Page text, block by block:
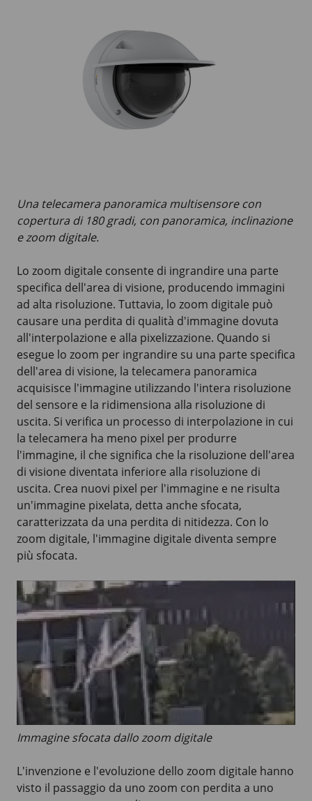
Una telecamera panoramica multisensore con
copertura di 180 gradi, con panoramica, inclinazione
e zoom digitale.
Lo zoom digitale consente di ingrandire una parte
specifica dell'area di visione, producendo immagini
ad alta risoluzione. Tuttavia, lo zoom digitale può
causare una perdita di qualità d'immagine dovuta
all'interpolazione e alla pixelizzazione. Quando si
esegue lo zoom per ingrandire su una parte specifica
dell'area di visione, la telecamera panoramica
acquisisce l'immagine utilizzando l'intera risoluzione
del sensore e la ridimensiona alla risoluzione di
uscita. Si verifica un processo di interpolazione in cui
la telecamera ha meno pixel per produrre
l'immagine, il che significa che la risoluzione dell'area
di visione diventata inferiore alla risoluzione di
uscita. Crea nuovi pixel per l'immagine e ne risulta
un'immagine pixelata, detta anche sfocata,
caratterizzata da una perdita di nitidezza. Con lo
zoom digitale, l'immagine digitale diventa sempre
più sfocata.
Immagine sfocata dallo zoom digitale
L'invenzione e l'evoluzione dello zoom digitale hanno
visto il passaggio da uno zoom con perdita a uno